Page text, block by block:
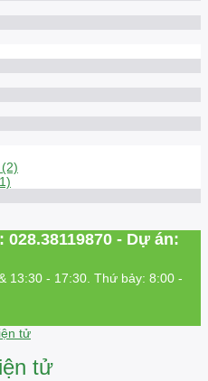
028.38119870 - Dự án:
13:30 - 17:30. Thứ bảy: 8:00 -
tử
tử